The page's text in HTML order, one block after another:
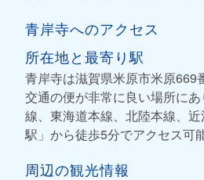
青岸寺へのアクセス
所在地と最寄り駅
青岸寺は滋賀県米原市米原669
交通の便が非常に良い場所に
線、東海道本線、北陸本線、
駅」から徒歩5分でアクセス可
周辺の観光情報